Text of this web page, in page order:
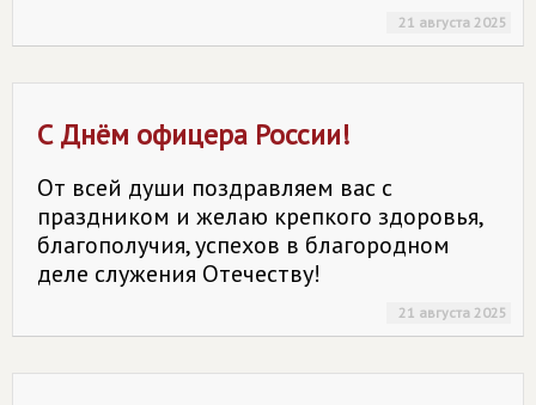
21 августа 2025
С Днём офицера России!
От всей души поздравляем вас с
праздником и желаю крепкого здоровья,
благополучия, успехов в благородном
деле служения Отечеству!
21 августа 2025